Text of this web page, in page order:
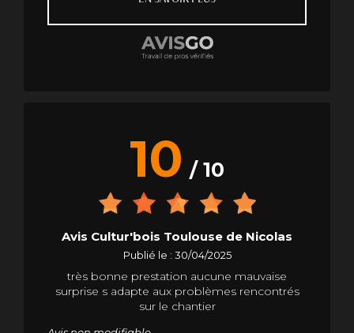
long du projet : écoute, conseils sur le choix du
recommande vivement cette entreprise pour
tous vos projets de parquet ou
d’aménagement bois. Une équipe sérieuse,
10 / 10
Avis Cultur'bois Toulouse de Nicolas
Publié le : 30/04/2025
très bonne prestation aucune mauvaise
surprise s adapte aux problèmes rencontrés
sur le chantier